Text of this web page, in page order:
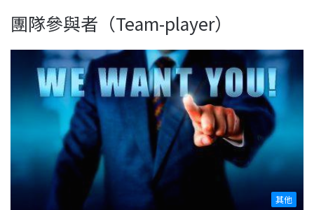
團隊參與者（Team-player）
其他